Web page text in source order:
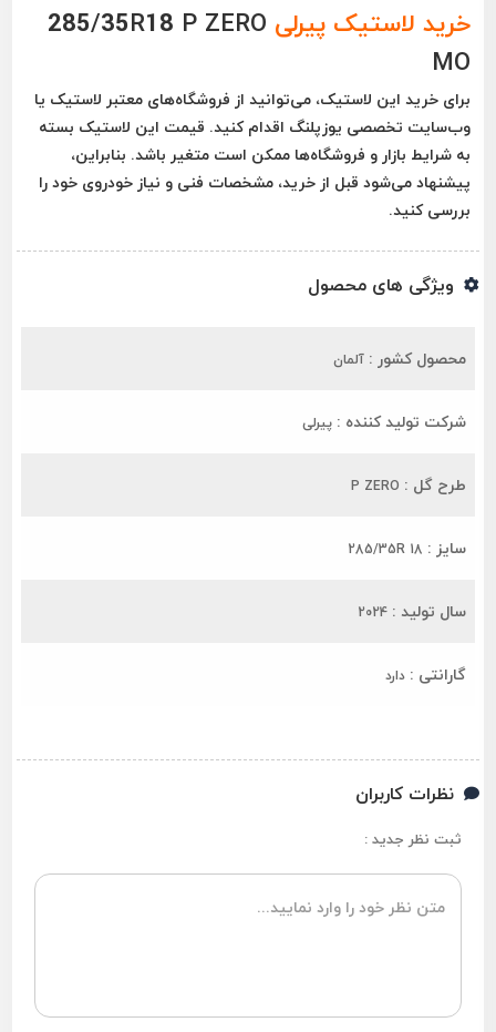
خرید لاستیک پیرلی 285/35R18 P ZERO
MO
برای خرید این لاستیک، می‌توانید از فروشگاه‌های معتبر لاستیک یا
وب‌سایت‌ تخصصی یوزپلنگ اقدام کنید. قیمت این لاستیک بسته
به شرایط بازار و فروشگاه‌ها ممکن است متغیر باشد. بنابراین،
پیشنهاد می‌شود قبل از خرید، مشخصات فنی و نیاز خودروی خود را
بررسی کنید.
ویژگی های محصول
محصول کشور : آلمان
شرکت تولید کننده : پیرلی
طرح گل : P ZERO
سایز : 285/35R 18
سال تولید : 2024
گارانتی : دارد
نظرات کاربران
ثبت نظر جدید :